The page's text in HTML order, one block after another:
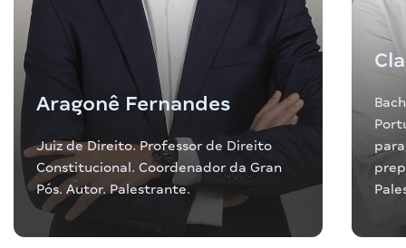
Aragonê Fernandes
Juiz de Direito. Professor de Direito
Constitucional. Coordenador da Gran
Pós. Autor. Palestrante.